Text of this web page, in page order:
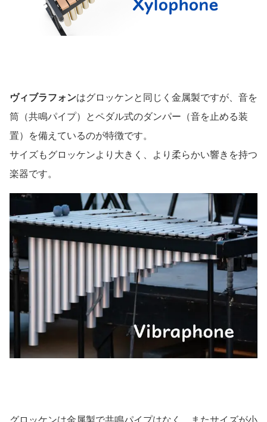
ヴィブラフォンはグロッケンと同じく金属製ですが、音を
筒（共鳴パイプ）とペダル式のダンパー（音を止める装
置）を備えているのが特徴です。
サイズもグロッケンより大きく、より柔らかい響きを持つ
楽器です。